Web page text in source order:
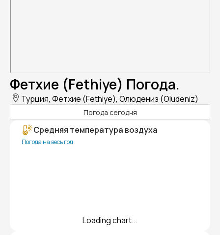
Фетхие (Fethiye) Погода.
Турция, Фетхие (Fethiye), Олюдениз (Oludeniz)
Погода сегодня
Средняя температура воздуха
Погода на весь год
Loading chart...